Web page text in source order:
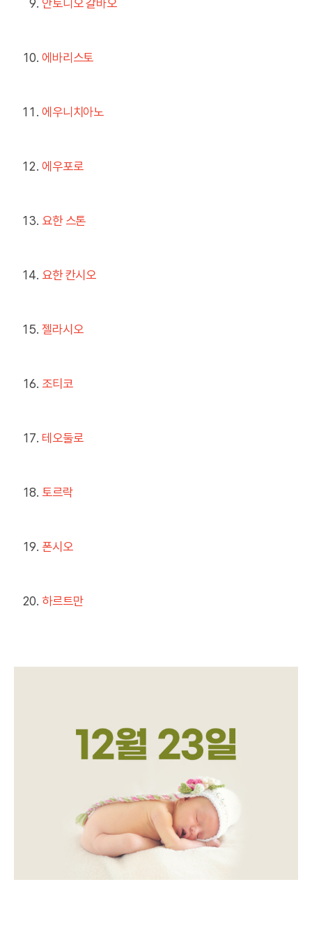
안토니오 갈바오
에바리스토
에우니치아노
에우포로
요한 스톤
요한 칸시오
젤라시오
조티코
테오둘로
토르락
폰시오
하르트만